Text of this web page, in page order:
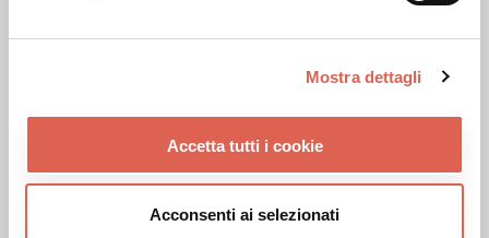
Mostra dettagli
Accetta tutti i cookie
Acconsenti ai selezionati